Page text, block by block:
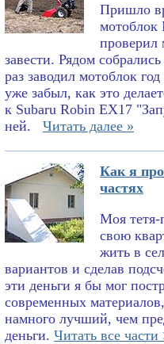
Пришло
мотоблок
проверил
завести. Рядом
раз заводил мотоблок
уже забыл, как это
к Subaru Robin EX17
ней.
Читать далее »
Как я
частях
Моя тетя-
свою
жить в
вариантов и сделав
эти деньги я бы мог
современных
намного лучший, чем
деньги. Читать все части